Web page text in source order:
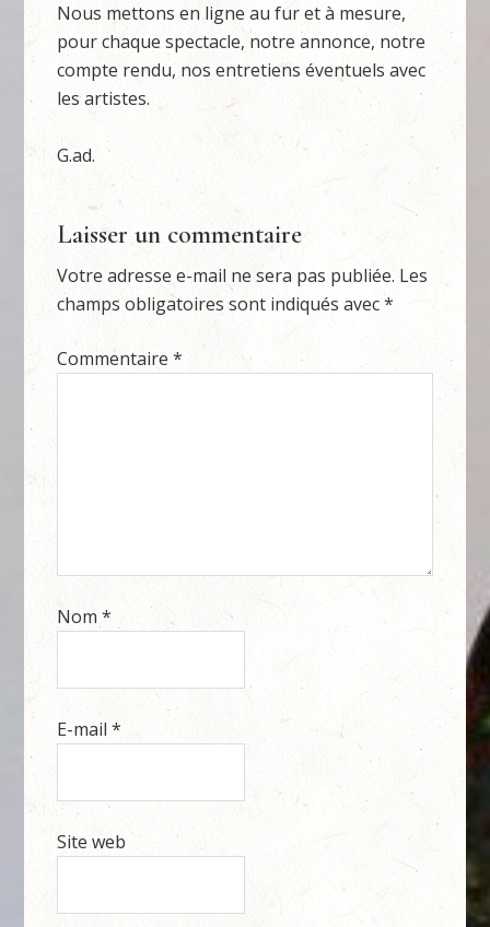
Nous mettons en ligne au fur et à mesure,
pour chaque spectacle, notre annonce, notre
compte rendu, nos entretiens éventuels avec
les artistes.
G.ad.
Laisser un commentaire
Votre adresse e-mail ne sera pas publiée. Les
champs obligatoires sont indiqués avec*
Commentaire*
Nom*
E-mail*
Site web